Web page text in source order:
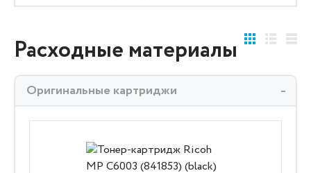
Расходные материалы
Оригинальные картриджи